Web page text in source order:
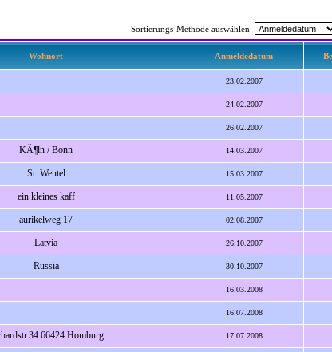
Sortierungs-Methode auswählen:
Wohnort Anmeldedatum
23.02.2007
24.02.2007
26.02.2007
KÃ¶ln / Bonn 14.03.2007
St. Wentel 15.03.2007
ein kleines kaff 11.05.2007
aurikelweg 17 02.08.2007
Latvia 26.10.2007
Russia 30.10.2007
16.03.2008
16.07.2008
66424 Homburg 17.07.2008